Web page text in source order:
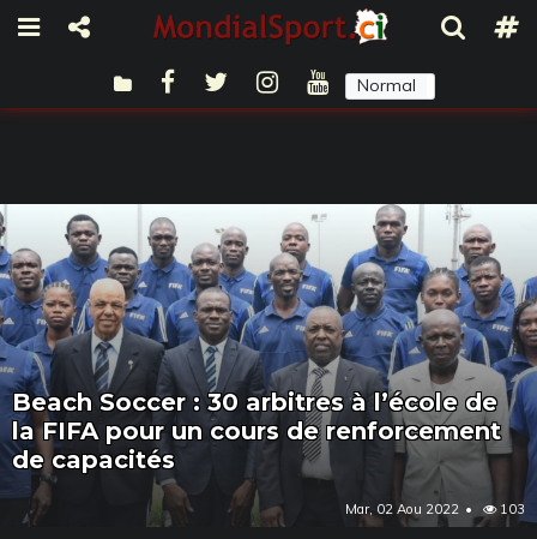
Normal
Beach Soccer : 30 arbitres à l’école de
la FIFA pour un cours de renforcement
de capacités
Mar, 02 Aou 2022 103